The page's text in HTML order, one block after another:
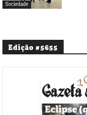
Sociedade
Edição #5655